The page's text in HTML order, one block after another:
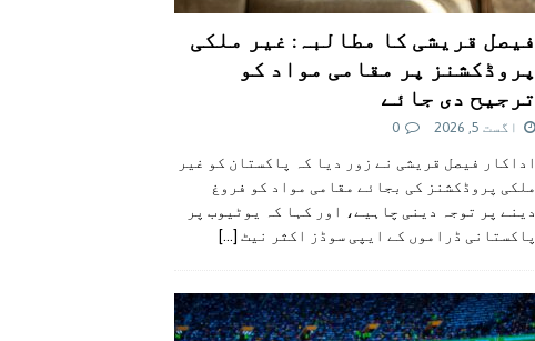
فیصل قریشی کا مطالبہ: غیر ملکی
پروڈکشنز پر مقامی مواد کو
ترجیح دی جائے
اگست 5, 2026 0
اداکار فیصل قریشی نے زور دیا کہ پاکستان کو غیر
ملکی پروڈکشنز کی بجائے مقامی مواد کو فروغ
دینے پر توجہ دینی چاہیے، اور کہا کہ یوٹیوب پر
پاکستانی ڈراموں کے ایپی سوڈز اکثر نیٹ [...]